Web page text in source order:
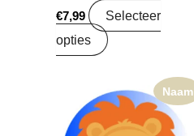
€7,99
Selecteer
opties
Naam